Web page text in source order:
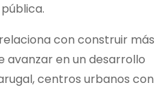
con construir
avanzar en un desarrollo
centros urbanos con